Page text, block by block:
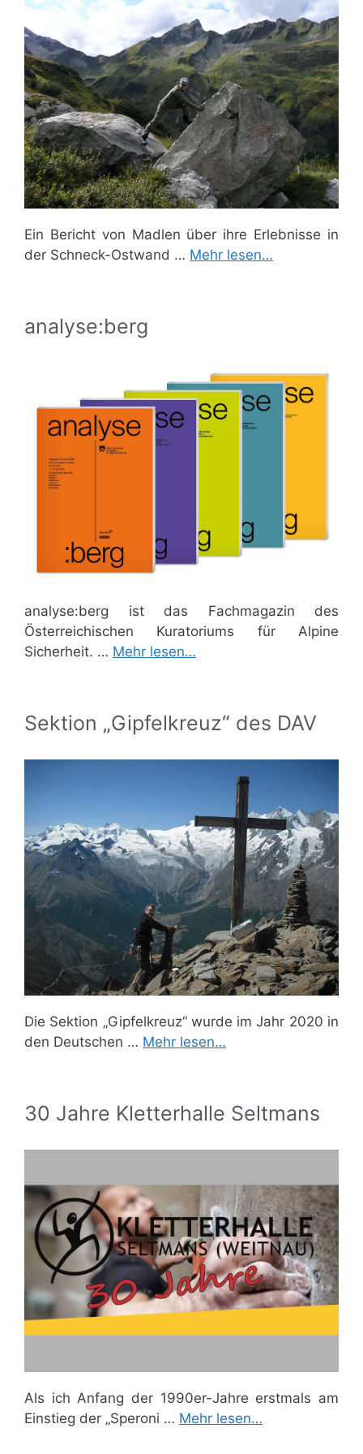
Ein Bericht von Madlen über ihre Erlebnisse in
der Schneck-Ostwand … Mehr lesen…
analyse:berg
analyse:berg ist das Fachmagazin des
Österreichischen Kuratoriums für Alpine
Sicherheit. … Mehr lesen…
Sektion „Gipfelkreuz“ des DAV
Die Sektion „Gipfelkreuz“ wurde im Jahr 2020 in
den Deutschen … Mehr lesen…
30 Jahre Kletterhalle Seltmans
Als ich Anfang der 1990er-Jahre erstmals am
Einstieg der „Speroni … Mehr lesen…